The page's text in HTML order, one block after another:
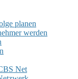
planen
werden
Net